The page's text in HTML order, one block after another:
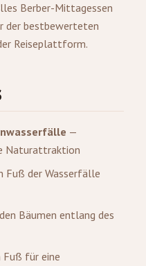
Berber-Mittagessen
der bestbewerteten
Reiseplattform.
—
Naturattraktion
Fuß der Wasserfälle
Bäumen entlang des
Fuß für eine